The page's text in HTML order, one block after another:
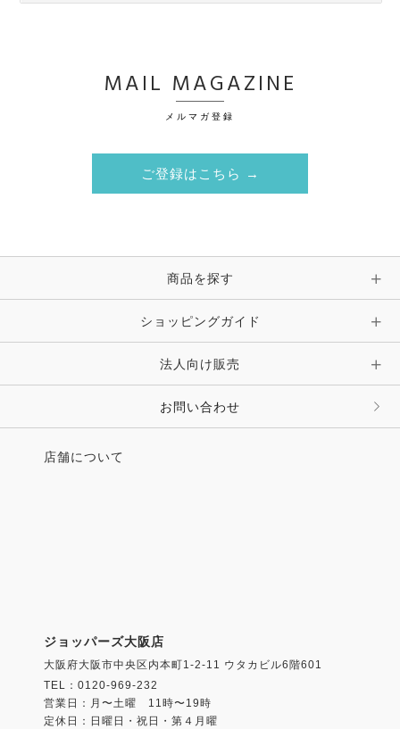
MAIL MAGAZINE
メルマガ登録
ご登録はこちら →
商品を探す
ショッピングガイド
法人向け販売
お問い合わせ
店舗について
ジョッパーズ大阪店
大阪府大阪市中央区内本町1-2-11 ウタカビル6階601
TEL：0120-969-232
営業日：月〜土曜 11時〜19時
定休日：日曜日・祝日・第４月曜